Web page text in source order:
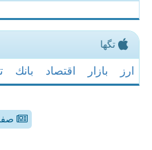
تگها
ارز بازار اقتصاد بانك